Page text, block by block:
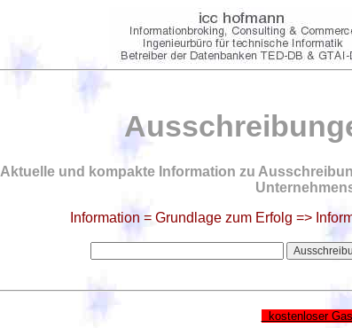
Aktuelle und kompakte Information zu
Information = Grundlage zum Erfolg =>
kostenloser